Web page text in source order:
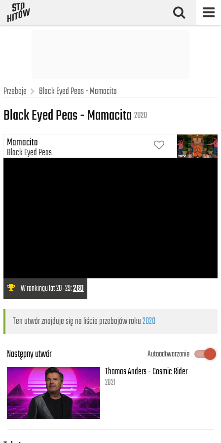
Przeboje Black Eyed Peas - Mamacita
Black Eyed Peas - Mamacita 2020
Mamacita
Black Eyed Peas
W rankingu lat 20-29:260
Ten utwór znajduje się na liście przebojów roku2020
Następny utwór
Autoodtwarzanie
Thomas Anders - Cosmic Rider
2021